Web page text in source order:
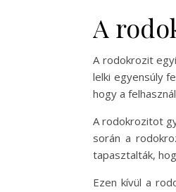
A
A rodokrozit
lelki egyensúly
hogy a
A rodokrozitot
során a
tapasztalták,
Ezen kívül a